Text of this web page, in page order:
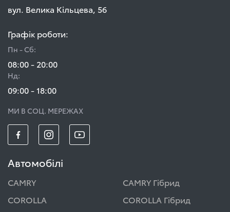
вул. Велика Кільцева, 56
Графік роботи:
Пн - Сб:
08:00 - 20:00
Нд:
09:00 - 18:00
МИ В СОЦ. МЕРЕЖАХ
Автомобілі
CAMRY
CAMRY Гібрид
COROLLA
COROLLA Гібрид